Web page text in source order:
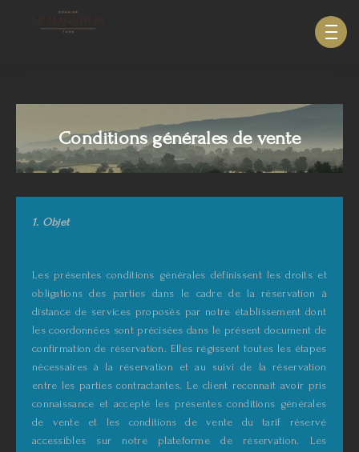
Conditions générales de vente
1. Objet
Les présentes conditions générales définissent les droits et
obligations des parties dans le cadre de la réservation à
distance de services proposés par notre établissement dont
les coordonnées sont précisées dans le présent document de
confirmation de réservation. Elles régissent toutes les étapes
nécessaires à la réservation et au suivi de la réservation
entre les parties contractantes. Le client reconnaît avoir pris
connaissance et accepté les présentes conditions générales
de vente et les conditions de vente du tarif réservé
accessibles sur notre plateforme de réservation. Les